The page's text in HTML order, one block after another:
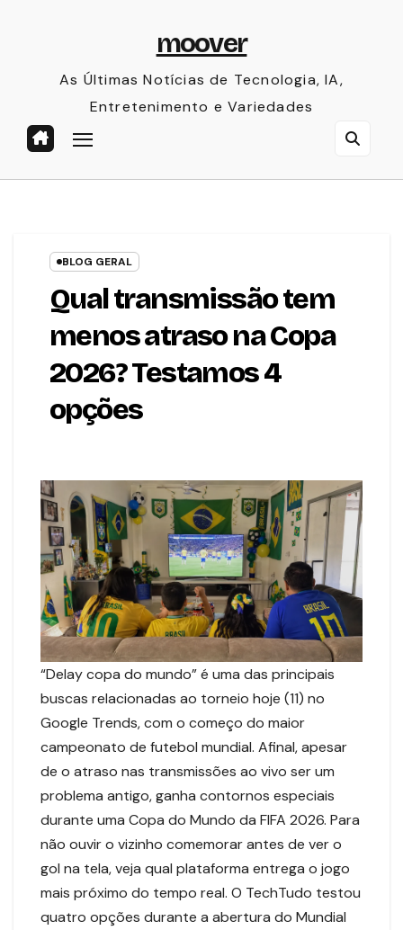
moover
As Últimas Notícias de Tecnologia, IA,
Entretenimento e Variedades
BLOG GERAL
Qual transmissão tem
menos atraso na Copa
2026? Testamos 4
opções
“Delay copa do mundo” é uma das principais
buscas relacionadas ao torneio hoje (11) no
Google Trends, com o começo do maior
campeonato de futebol mundial. Afinal, apesar
de o atraso nas transmissões ao vivo ser um
problema antigo, ganha contornos especiais
durante uma Copa do Mundo da FIFA 2026. Para
não ouvir o vizinho comemorar antes de ver o
gol na tela, veja qual plataforma entrega o jogo
mais próximo do tempo real. O TechTudo testou
quatro opções durante a abertura do Mundial